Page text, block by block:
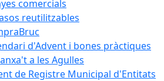
comercials
reutilitzables
d'Advent i bones pràctiques
a les Agulles
de Registre Municipal d'Entitats